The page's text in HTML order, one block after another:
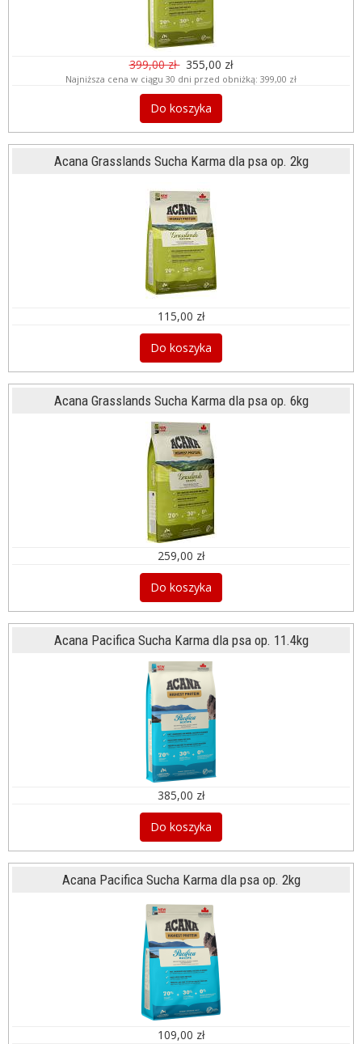
399,00 zł 355,00 zł
Najniższa cena w ciągu 30 dni przed obniżką: 399,00 zł
Do koszyka
Acana Grasslands Sucha Karma dla psa op. 2kg
115,00 zł
Do koszyka
Acana Grasslands Sucha Karma dla psa op. 6kg
259,00 zł
Do koszyka
Acana Pacifica Sucha Karma dla psa op. 11.4kg
385,00 zł
Do koszyka
Acana Pacifica Sucha Karma dla psa op. 2kg
109,00 zł